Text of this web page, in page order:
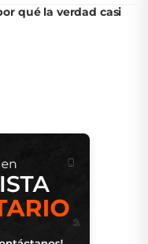
qué la verdad casi